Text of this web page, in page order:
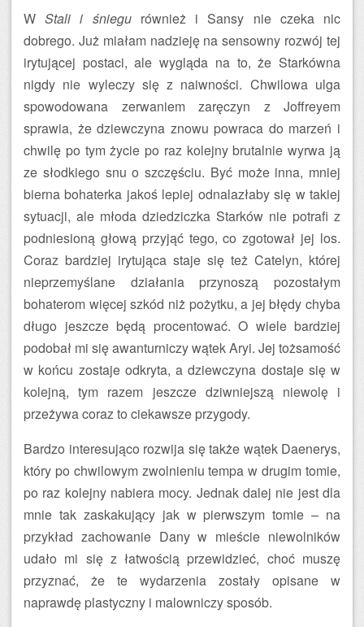
WStali i śniegurównież i Sansy nie czeka nic
dobrego. Już miałam nadzieję na sensowny rozwój tej
irytującej postaci, ale wygląda na to, że Starkówna
nigdy nie wyleczy się z naiwności. Chwilowa ulga
spowodowana zerwaniem zaręczyn z Joffreyem
sprawia, że dziewczyna znowu powraca do marzeń i
chwilę po tym życie po raz kolejny brutalnie wyrwa ją
ze słodkiego snu o szczęściu. Być może inna, mniej
bierna bohaterka jakoś lepiej odnalazłaby się w takiej
sytuacji, ale młoda dziedziczka Starków nie potrafi z
podniesioną głową przyjąć tego, co zgotował jej los.
Coraz bardziej irytująca staje się też Catelyn, której
nieprzemyślane działania przynoszą pozostałym
bohaterom więcej szkód niż pożytku, a jej błędy chyba
długo jeszcze będą procentować. O wiele bardziej
podobał mi się awanturniczy wątek Aryi. Jej tożsamość
w końcu zostaje odkryta, a dziewczyna dostaje się w
kolejną, tym razem jeszcze dziwniejszą niewolę i
przeżywa coraz to ciekawsze przygody.
Bardzo interesująco rozwija się także wątek Daenerys,
który po chwilowym zwolnieniu tempa w drugim tomie,
po raz kolejny nabiera mocy. Jednak dalej nie jest dla
mnie tak zaskakujący jak w pierwszym tomie – na
przykład zachowanie Dany w mieście niewolników
udało mi się z łatwością przewidzieć, choć muszę
przyznać, że te wydarzenia zostały opisane w
naprawdę plastyczny i malowniczy sposób.